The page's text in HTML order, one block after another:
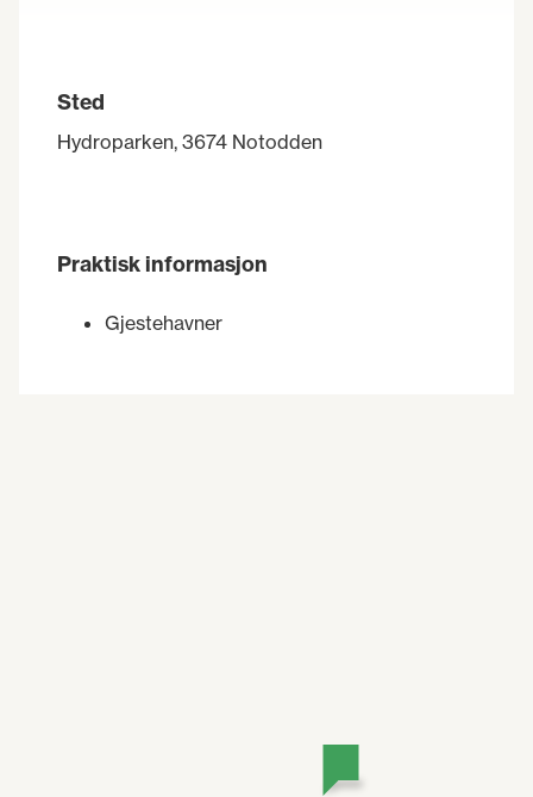
Sted
Hydroparken, 3674 Notodden
Praktisk informasjon
Gjestehavner